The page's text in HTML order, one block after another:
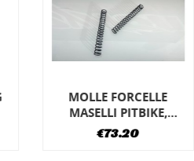
MOLLE FORCELLE
MASELLI PITBIKE,
MINIGP
€73.20